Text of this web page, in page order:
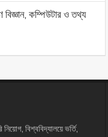
বিজ্ঞান, কম্পিউটার ও তথ্য
বিশ্ববিদ্যালয়ে ভর্তি,